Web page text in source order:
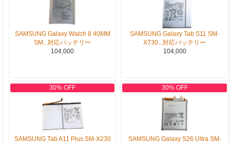
SAMSUNG Galaxy Watch 8 40MM
SM...対応バッテリー
104,000
SAMSUNG Galaxy Tab S11 SM-
X730...対応バッテリー
104,000
30% OFF
SAMSUNG Tab A11 Plus SM-X230
30% OFF
SAMSUNG Galaxy S26 Ultra SM-